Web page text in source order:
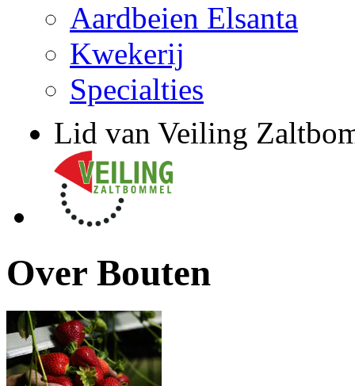
Aardbeien Elsanta
Kwekerij
Specialties
Lid van Veiling
Over Bouten